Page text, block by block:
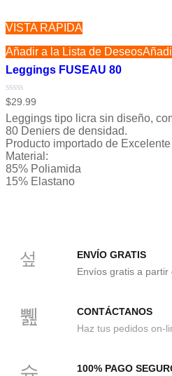
VISTA RÁPIDA
Añadir a la Lista de Deseos
Leggings FUSEAU 80
Valorado
0
de
5
$29.99
Leggings tipo licra sin diseño,
80 Deniers de densidad.
Producto importado de
Material:
85% Poliamida
15% Elastano
ENVÍO GRATIS
Envíos gratis a partir
CONTÁCTANOS
Haz tus pedidos on-
100% PAGO